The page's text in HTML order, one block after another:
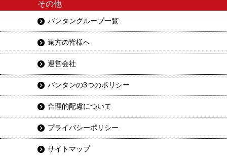
その他
バンタングループ一覧
遠方の皆様へ
運営会社
バンタンの3つのポリシー
合理的配慮について
プライバシーポリシー
サイトマップ